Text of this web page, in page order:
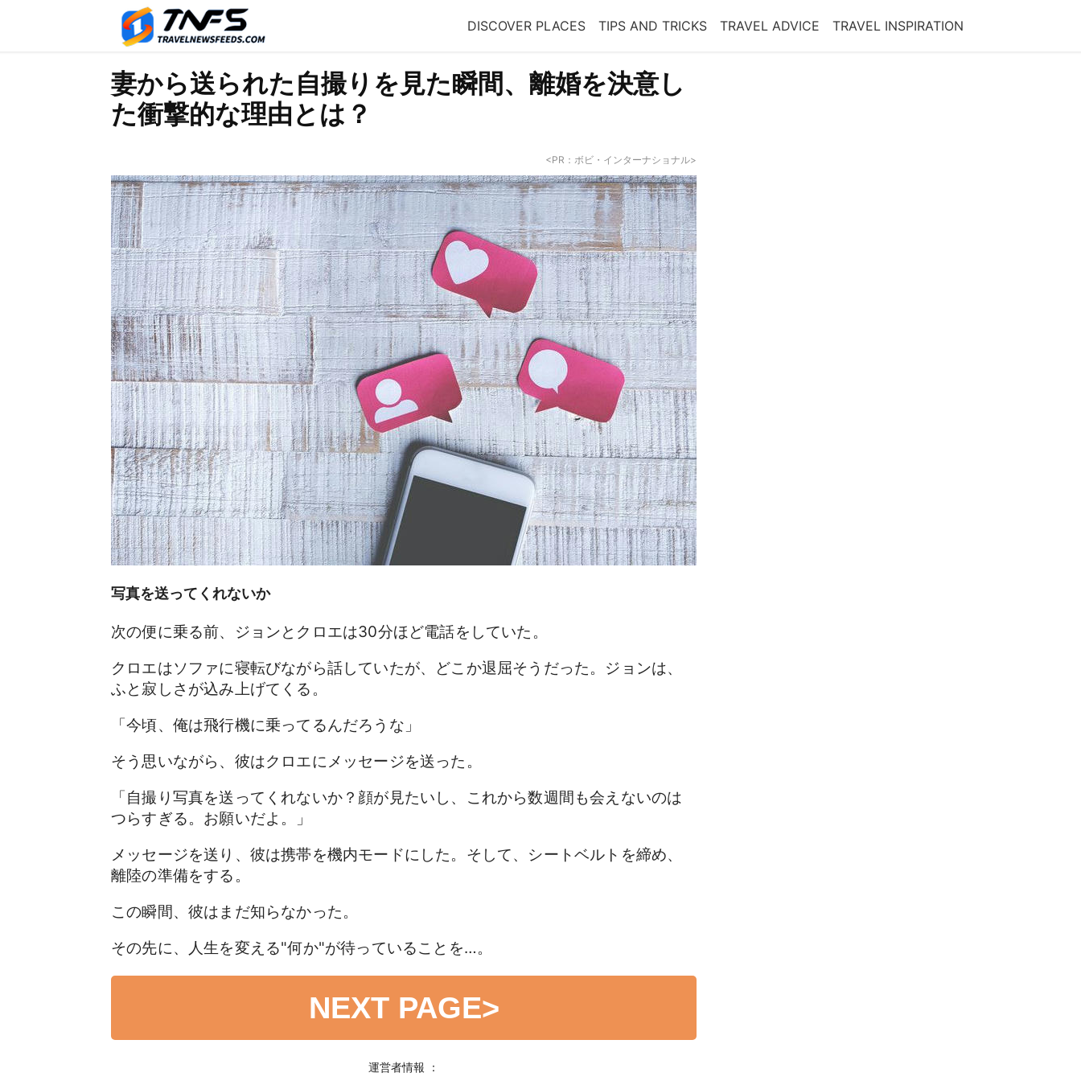
DISCOVER PLACES TIPS AND TRICKS TRAVEL ADVICE TRAVEL INSPIRATION
妻から送られた自撮りを見た瞬間、離婚を決意し
た衝撃的な理由とは？
<PR：ボビ・インターナショナル>
写真を送ってくれないか
次の便に乗る前、ジョンとクロエは30分ほど電話をしていた。
クロエはソファに寝転びながら話していたが、どこか退屈そうだった。ジョンは、
ふと寂しさが込み上げてくる。
「今頃、俺は飛行機に乗ってるんだろうな」
そう思いながら、彼はクロエにメッセージを送った。
「自撮り写真を送ってくれないか？顔が見たいし、これから数週間も会えないのは
つらすぎる。お願いだよ。」
メッセージを送り、彼は携帯を機内モードにした。そして、シートベルトを締め、
離陸の準備をする。
この瞬間、彼はまだ知らなかった。
その先に、人生を変える"何か"が待っていることを…。
NEXT PAGE>
運営者情報 ：